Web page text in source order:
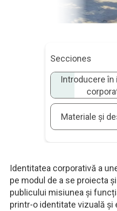
Secciones
Introducere în
Materiale și
Identitatea corporativă a
pe modul de a se proiecta
publicului misiunea și
printr-o identitate vizuală și